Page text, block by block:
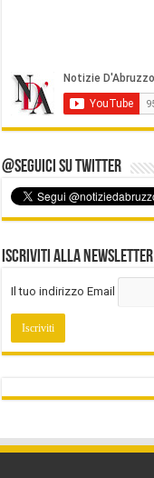
@Seguici su Twitter
Iscriviti alla Newsletter
Il tuo indirizzo Email